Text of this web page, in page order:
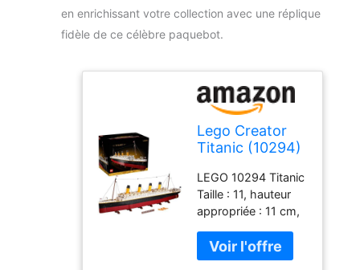
en enrichissant votre collection avec une réplique
fidèle de ce célèbre paquebot.
Lego Creator
Titanic (10294)
LEGO 10294 Titanic
Taille : 11, hauteur
appropriée : 11 cm,
appropriée : 12 cm,
13 cm, hauteur